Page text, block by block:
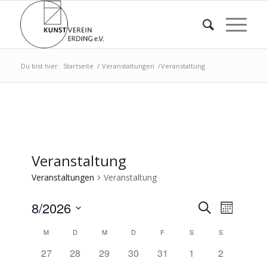
Du bist hier: Startseite / Veranstaltungen /Veranstaltung
Veranstaltung
Veranstaltungen Veranstaltung
Suche
SucheMonat
8/2026
wählen.
Kalender
von
M D M D F S S
0
27
0
28
0
29
0
30
0
31
0
1
0
2